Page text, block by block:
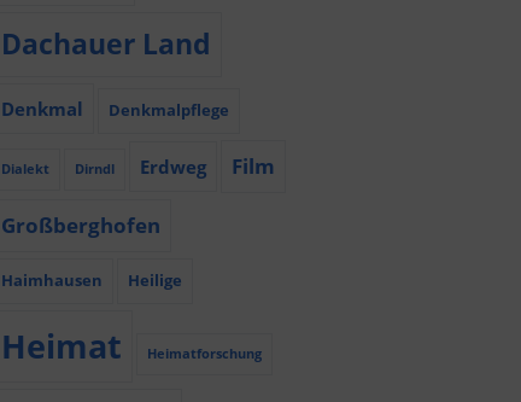
Dachauer Land
Denkmal Denkmalpflege
Dialekt Dirndl Erdweg Film
Großberghofen
Haimhausen Heilige
Heimat Heimatforschung